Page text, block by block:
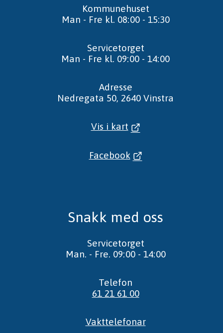
Kommunehuset
Man - Fre kl. 08:00 - 15:30
Servicetorget
Man - Fre kl. 09:00 - 14:00
Adresse
Nedregata 50, 2640 Vinstra
Vis i kart
Facebook
Snakk med oss
Servicetorget
Man. - Fre. 09:00 - 14:00
Telefon
61 21 61 00
Vakttelefonar